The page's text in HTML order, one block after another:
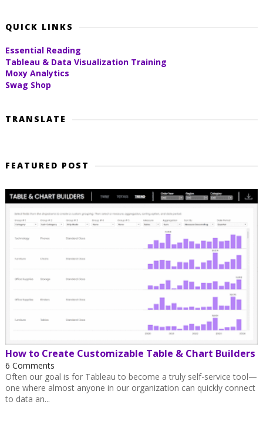
QUICK LINKS
Essential Reading
Tableau & Data Visualization Training
Moxy Analytics
Swag Shop
TRANSLATE
FEATURED POST
How to Create Customizable Table & Chart Builders
6 Comments
Often our goal is for Tableau to become a truly self-service tool—
one where almost anyone in our organization can quickly connect
to data an...